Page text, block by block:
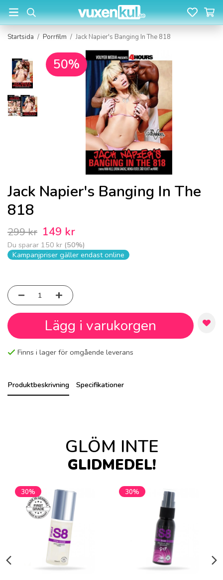
Startsida / Porrfilm / Jack Napier's Banging In The 818
50%
Jack Napier's Banging In The
818
299 kr 149 kr
Du sparar 150 kr (50%)
Kampanjpriser gäller endast online
Lägg i varukorgen
Finns i lager för omgående leverans
Produktbeskrivning Specifikationer
GLÖM INTE
GLIDMEDEL!
30% 30%